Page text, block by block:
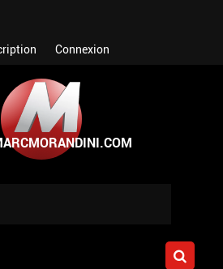
Connexion